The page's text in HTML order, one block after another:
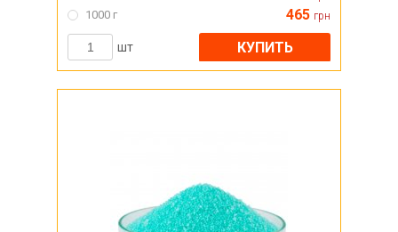
1000 г 465 грн
шт КУПИТЬ